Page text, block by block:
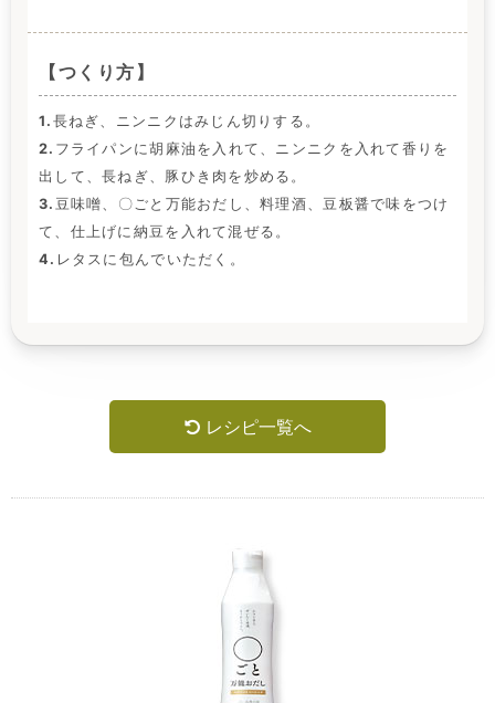
【つくり方】
1. 長ねぎ、ニンニクはみじん切りする。
2. フライパンに胡麻油を入れて、ニンニクを入れて香りを
出して、長ねぎ、豚ひき肉を炒める。
3. 豆味噌、〇ごと万能おだし、料理酒、豆板醤で味をつけ
て、仕上げに納豆を入れて混ぜる。
4. レタスに包んでいただく。
レシピ一覧へ